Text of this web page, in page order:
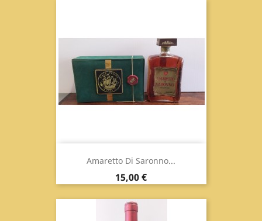
Amaretto Di Saronno...
Prezzo
15,00 €